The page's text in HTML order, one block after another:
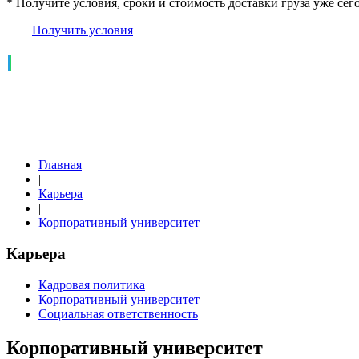
* Получите условия, сроки и стоимость доставки груза уже
Получить условия
Главная
|
Карьера
|
Корпоративный университет
Карьера
Кадровая политика
Корпоративный университет
Социальная ответственность
Корпоративный университет